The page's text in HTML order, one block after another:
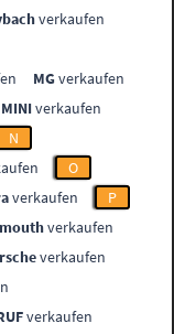
verkaufen
MGverkaufen
MINIverkaufen
N
O
verkaufen
P
verkaufen
verkaufen
verkaufen